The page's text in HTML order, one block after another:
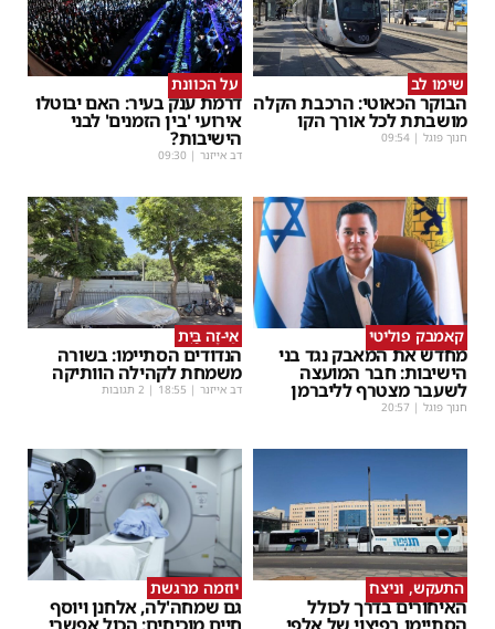
שימו לב
הבוקר הכאוטי: הרכבת הקלה
מושבתת לכל אורך הקו
חנוך פוגל |
09:54
על הכוונת
דרמת ענק בעיר: האם יבוטלו
אירועי 'בין הזמנים' לבני
הישיבות?
דב אייזנר |
09:30
קאמבק פוליטי
מחדש את המאבק נגד בני
הישיבות: חבר המועצה
לשעבר מצטרף לליברמן
חנוך פוגל |
20:57
אֵי-זֶה בַּיִת
הנדודים הסתיימו: בשורה
משמחת לקהילה הוותיקה
דב אייזנר |
18:55 | 2 תגובות
התעקש, וניצח
האיחורים בדרך לכולל
יוזמה מרגשת
גם שמחה'לה, אלחנן ויוסף